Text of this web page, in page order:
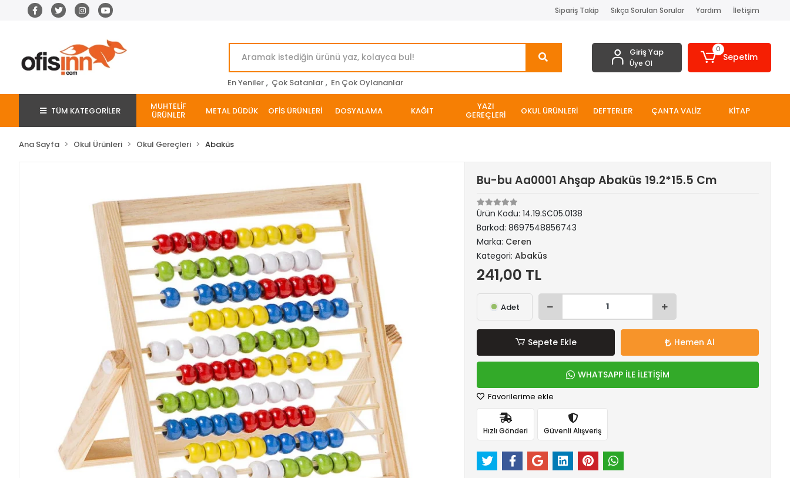
Sipariş Takip Sıkça Sorulan Sorular Yardım İletişim
En Yeniler , Çok Satanlar , En Çok Oylananlar
Giriş Yap
Üye Ol
0
Sepetim
TÜM KATEGORİLER MUHTELİF
ÜRÜNLER METAL DÜDÜK OFİS ÜRÜNLERİ DOSYALAMA KAĞIT YAZI
GEREÇLERİ OKUL ÜRÜNLERİ DEFTERLER ÇANTA VALİZ KİTAP
Ana Sayfa Okul Ürünleri Okul Gereçleri Abaküs
Bu-bu Aa0001 Ahşap Abaküs 19.2*15.5 Cm
Ürün Kodu:14.19.SC05.0138
Barkod:8697548856743
Marka: Ceren
Kategori:Abaküs
241,00 TL
Adet
Sepete Ekle Hemen Al
WHATSAPP İLE İLETİŞİM
Favorilerime ekle
Hızlı Gönderi Güvenli Alışveriş